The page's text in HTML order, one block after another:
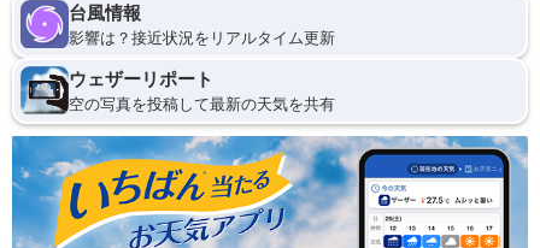
台風情報
影響は？接近状況をリアルタイム更新
ウェザーリポート
空の写真を投稿して最新の天気を共有